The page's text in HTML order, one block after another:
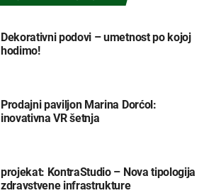
Dekorativni podovi – umetnost po kojoj
hodimo!
Prodajni paviljon Marina Dorćol:
inovativna VR šetnja
projekat: KontraStudio – Nova tipologija
zdravstvene infrastrukture